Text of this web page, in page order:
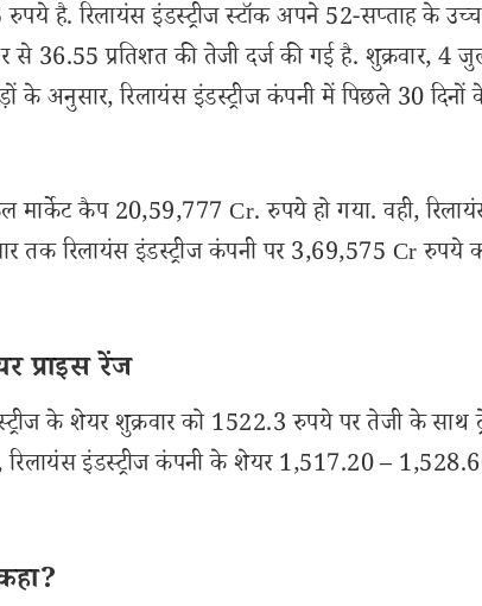
है. रिलायंस इंडस्ट्रीज स्टॉक अपने 52-सप्ताह के
36.55 प्रतिशत की तेजी दर्ज की गई है. शुक्रवार, 4
रिलायंस इंडस्ट्रीज कंपनी में पिछले 30 दिनों
मार्केट कैप 20,59,777 Cr. रुपये हो गया. वही,
तक रिलायंस इंडस्ट्रीज कंपनी पर 3,69,575 Cr रुपये
प्राइस रेंज
के शेयर शुक्रवार को 1522.3 रुपये पर तेजी के साथ
इंडस्ट्रीज कंपनी के शेयर 1,517.20 –